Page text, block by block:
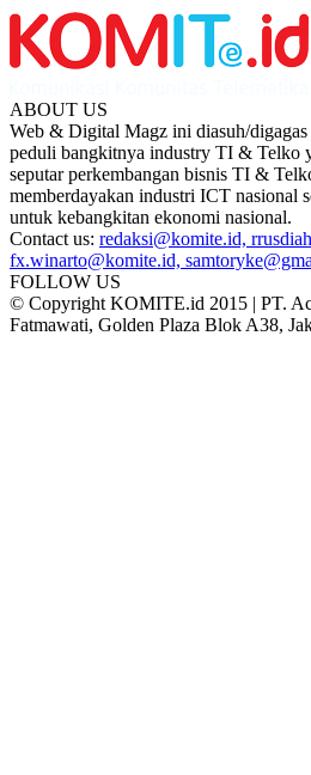
ABOUT US
Web & Digital Magz ini diasuh/
peduli bangkitnya industry TI & Telko
seputar perkembangan bisnis TI &
memberdayakan industri ICT nasional
untuk kebangkitan ekonomi nasional.
Contact us: redaksi@komite.id,
fx.winarto@komite.id,
FOLLOW US
© Copyright KOMITE.id 2015 | PT.
Fatmawati, Golden Plaza Blok A38,